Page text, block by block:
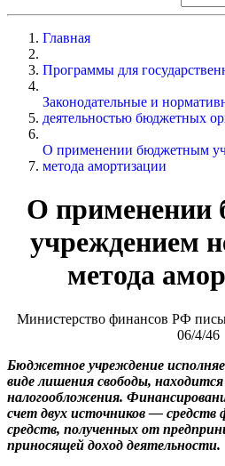
Главная
Программы для
Законодательные и
деятельностью бюджетных
О применении бюджетным
метода амортизации
О применении
учреждением
метода
Министерство финансов РФ
06/4/46
Бюджетное учреждение
виде лишения свободы,
налогообложения.
счет двух источников — средств
средств, полученных от
приносящей доход деятельности.